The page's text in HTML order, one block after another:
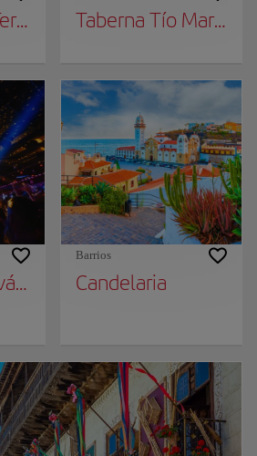
Taberna Tío Martín
Real - Gira 10 Aniversario
Barrios
Candelaria